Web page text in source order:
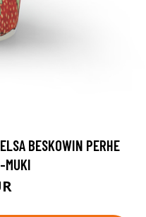
BESKOWIN PERHE
MUKI